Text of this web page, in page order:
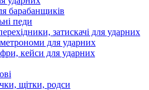
барабанщиків
педи
затискачі для ударних
для ударних
кейси для ударних
щітки, родси